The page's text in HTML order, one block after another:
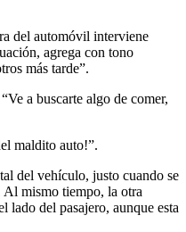
del automóvil interviene
agrega con tono
más tarde”.
a buscarte algo de comer,
maldito auto!”.
del vehículo, justo cuando se
Al mismo tiempo, la otra
del pasajero, aunque esta